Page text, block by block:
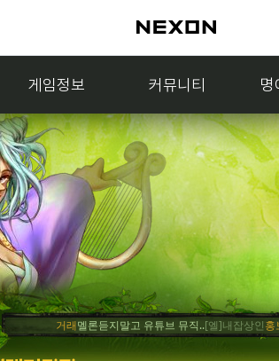
게임정보 커뮤니티 명
멜론듣지말고 유튜브 뮤직..[엘]내잡상인홍보게